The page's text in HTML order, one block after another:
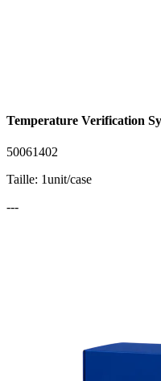
Temperature Verification
50061402
Taille: 1unit/case
---